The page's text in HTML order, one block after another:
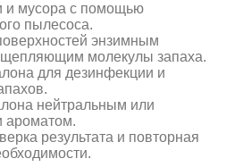
и мусора с помощью
пылесоса.
энзимным
молекулы запаха.
для дезинфекции и
нейтральным или
результата и повторная